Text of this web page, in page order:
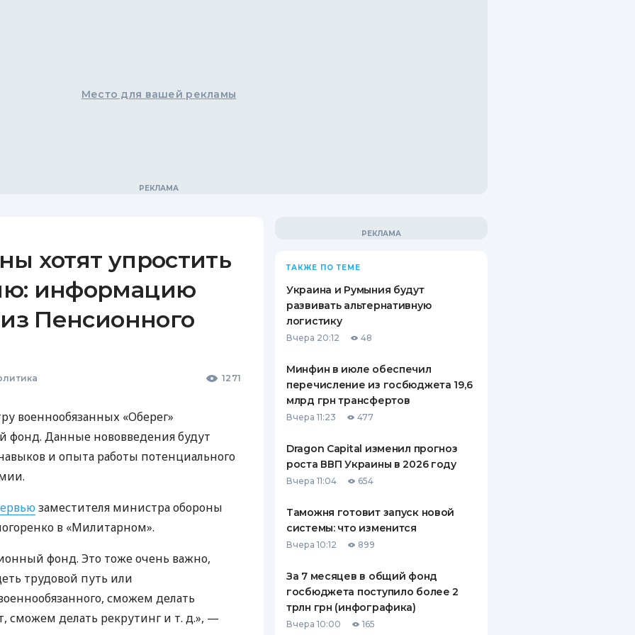
Место для вашей рекламы
хотят упростить
информацию
Пенсионного
1271
военнообязанных «Оберег»
фонд. Данные нововведения будут
и опыта работы потенциального
заместителя министра обороны
в «Милитарном».
фонд. Это тоже очень важно,
трудовой путь или
сможем делать
сможем делать рекрутинг и т. д.», —
ТАКЖЕ ПО ТЕМЕ
Украина и Румыния будут
развивать альтернативную
логистику
Вчера 20:12 48
Минфин в июле обеспечил
перечисление из госбюджета 19,6
млрд грн трансфертов
Вчера 11:23 477
Dragon Capital изменил прогноз
роста ВВП Украины в 2026 году
Вчера 11:04 654
Таможня готовит запуск новой
системы: что изменится
Вчера 10:12 899
За 7 месяцев в общий фонд
госбюджета поступило более 2
трлн грн (инфографика)
Вчера 10:00 165